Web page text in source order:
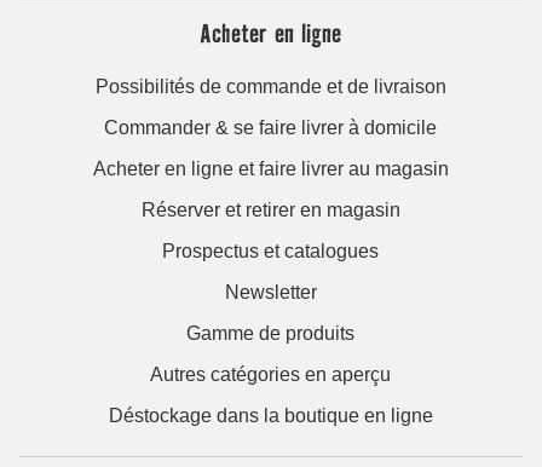
Acheter en ligne
Possibilités de commande et de livraison
Commander & se faire livrer à domicile
Acheter en ligne et faire livrer au magasin
Réserver et retirer en magasin
Prospectus et catalogues
Newsletter
Gamme de produits
Autres catégories en aperçu
Déstockage dans la boutique en ligne